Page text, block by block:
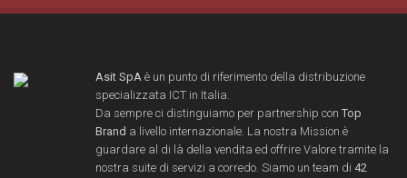
Asit SpA è un punto di riferimento della distribuzione
specializzata ICT in Italia.
Da sempre ci distinguiamo per partnership con Top
Brand a livello internazionale. La nostra Mission è
guardare al di là della vendita ed offrire Valore tramite la
nostra suite di servizi a corredo. Siamo un team di 42